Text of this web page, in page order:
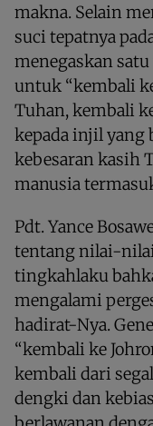
makna. Selain
suci tepatnya
menegaskan
untuk “kembali
Tuhan, kembali
kepada injil yang
kebesaran kasih
manusia
Pdt. Yance
tentang nilai-
tingkahlaku
mengalami
hadirat-Nya.
“kembali ke
kembali dari
dengki dan